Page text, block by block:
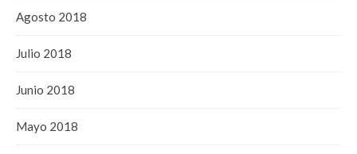
Agosto 2018
Julio 2018
Junio 2018
Mayo 2018